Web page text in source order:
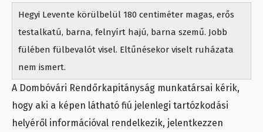
Hegyi Levente körülbelül 180 centiméter magas, erős
testalkatú, barna, felnyírt hajú, barna szemű. Jobb
fülében fülbevalót visel. Eltűnésekor viselt ruházata
nem ismert.
A Dombóvári Rendőrkapitányság munkatársai kérik,
hogy aki a képen látható fiú jelenlegi tartózkodási
helyéről információval rendelkezik, jelentkezzen